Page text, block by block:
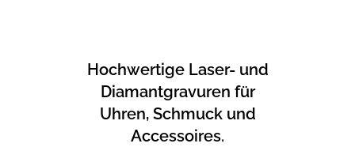
Hochwertige Laser- und
Diamantgravuren für
Uhren, Schmuck und
Accessoires.